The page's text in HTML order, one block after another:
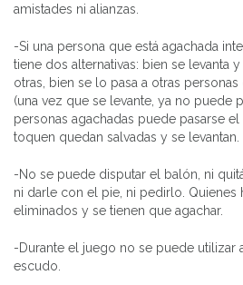
amistades ni alianzas.
-Si una persona que está agachada
tiene dos alternativas: bien se levanta
otras, bien se lo pasa a otras personas
(una vez que se levante, ya no puede
personas agachadas puede pasarse
toquen quedan salvadas y se levantan.
-No se puede disputar el balón, ni
ni darle con el pie, ni pedirlo. Quienes
eliminados y se tienen que agachar.
-Durante el juego no se puede utilizar
escudo.